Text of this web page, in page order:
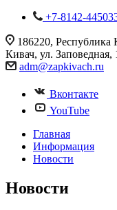
+7-8142-
186220,
Кивач, ул. Заповедная,
adm@zapkivach.ru
Вконтакте
YouTube
Главная
Информация
Новости
Новости